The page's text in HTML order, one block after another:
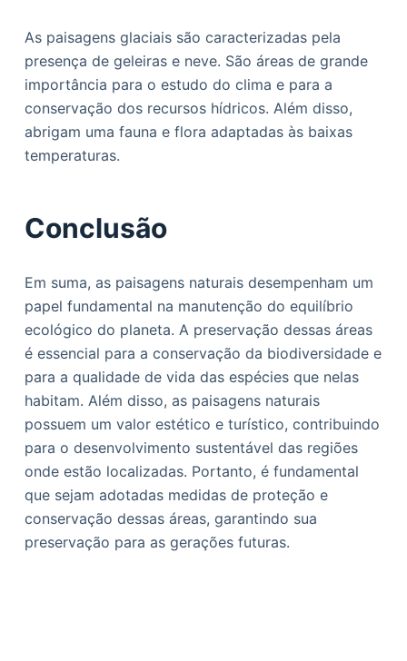
As paisagens glaciais são caracterizadas pela
presença de geleiras e neve. São áreas de grande
importância para o estudo do clima e para a
conservação dos recursos hídricos. Além disso,
abrigam uma fauna e flora adaptadas às baixas
temperaturas.
Conclusão
Em suma, as paisagens naturais desempenham um
papel fundamental na manutenção do equilíbrio
ecológico do planeta. A preservação dessas áreas
é essencial para a conservação da biodiversidade e
para a qualidade de vida das espécies que nelas
habitam. Além disso, as paisagens naturais
possuem um valor estético e turístico, contribuindo
para o desenvolvimento sustentável das regiões
onde estão localizadas. Portanto, é fundamental
que sejam adotadas medidas de proteção e
conservação dessas áreas, garantindo sua
preservação para as gerações futuras.